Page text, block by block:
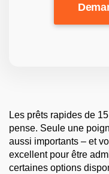
Les prêts rapides de
pense. Seule une
aussi importants – et
excellent pour être
certaines options